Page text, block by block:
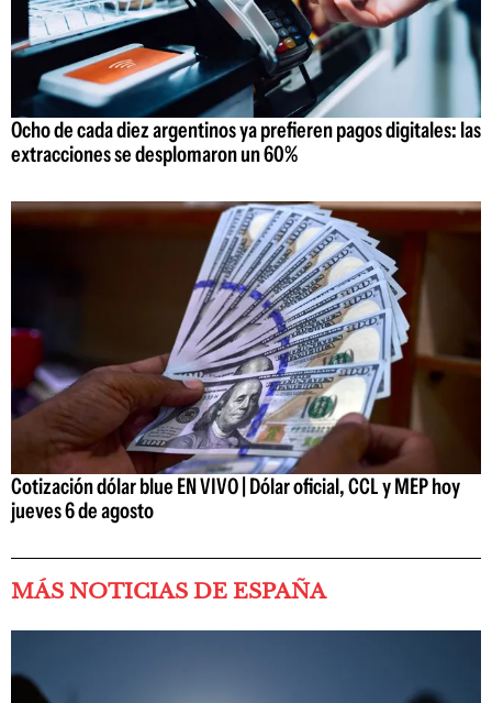
Ocho de cada diez argentinos ya prefieren pagos digitales: las
extracciones se desplomaron un 60%
Cotización dólar blue EN VIVO | Dólar oficial, CCL y MEP hoy
jueves 6 de agosto
MÁS NOTICIAS DE ESPAÑA